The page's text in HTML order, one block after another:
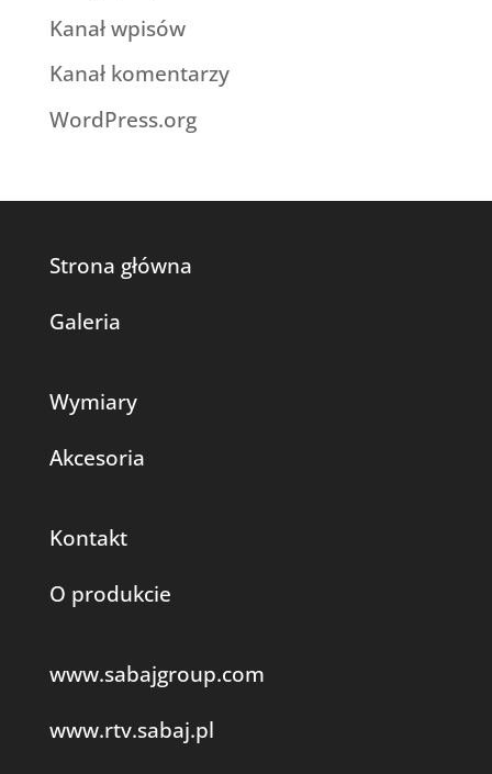
Kanał wpisów
Kanał komentarzy
WordPress.org
Strona główna
Galeria
Wymiary
Akcesoria
Kontakt
O produkcie
www.sabajgroup.com
www.rtv.sabaj.pl